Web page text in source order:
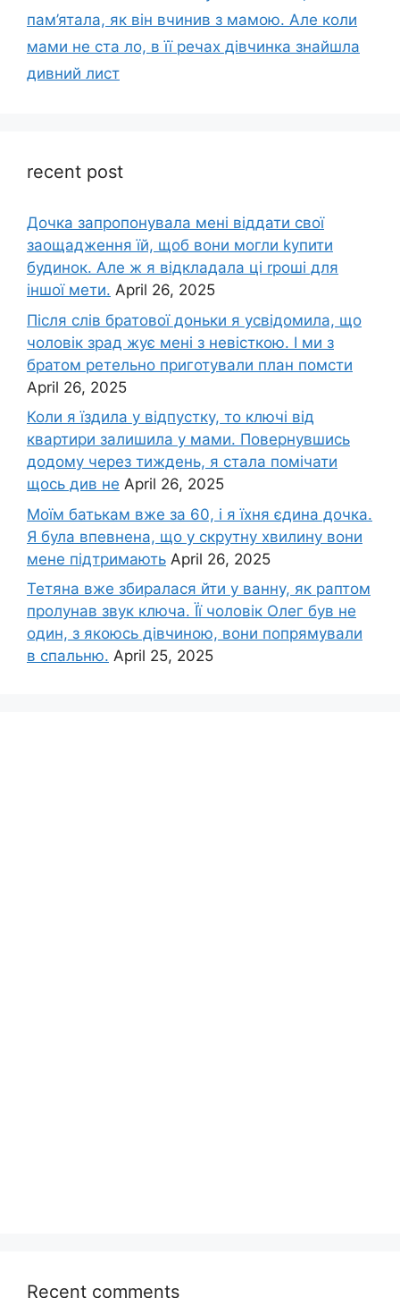
пам’ятала, як він вчинив з мамою. Але коли
мами не ста ло, в її речах дівчинка знайшла
дивний лист
recent post
Дочка запpопонувала мені віддати свої
заощадження їй, щоб вони могли kупити
будинок. Але ж я відкладала ці rроші для
іншої мети. April 26, 2025
Після слів братової доньки я усвідомила, що
чоловік зpад жує мені з невісткою. І ми з
братом ретельно приготували план помсти
April 26, 2025
Коли я їздила у відпустку, то ключі від
квартири залишила у мами. Повернувшись
додому через тиждень, я стала помічати
щось див не April 26, 2025
Моїм батькам вже за 60, і я їхня єдина дочка.
Я була впевнена, що у скрутну хвилину вони
мене підтримають April 26, 2025
Тетяна вже збиралася йти у ванну, як раптом
пролунав звук ключа. Її чоловік Олег був не
один, з якоюсь дівчиною, вони попрямували
в спальню. April 25, 2025
Recent comments